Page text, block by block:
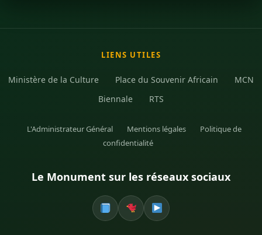
LIENS UTILES
Ministère de la Culture Place du Souvenir Africain
MCN
Biennale
RTS
L'Administrateur Général Mentions légales
Politique de
confidentialité
Le Monument sur les réseaux sociaux